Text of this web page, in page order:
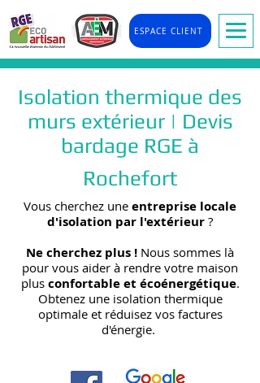
ESPACE CLIENT
Isolation thermique des
murs extérieur | Devis
bardage RGE à
Rochefort
Vous cherchez une entreprise locale
d'isolation par l'extérieur ?
Ne cherchez plus ! Nous sommes là
pour vous aider à rendre votre maison
plus confortable et écoénergétique.
Obtenez une isolation thermique
optimale et réduisez vos factures
d'énergie.